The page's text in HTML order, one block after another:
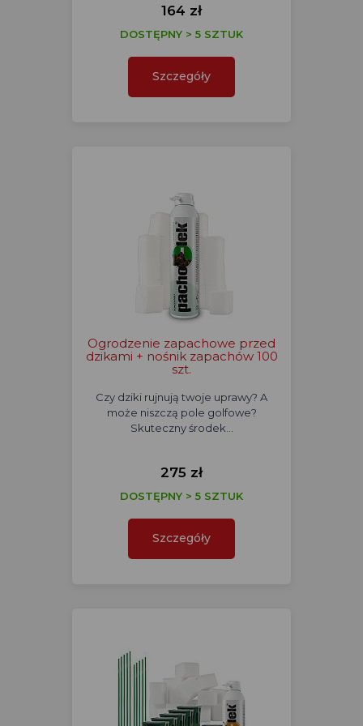
164 zł
DOSTĘPNY > 5 SZTUK
Szczegóły
Ogrodzenie zapachowe przed
dzikami + nośnik zapachów 100
szt.
Czy dziki rujnują twoje uprawy? A
może niszczą pole golfowe?
Skuteczny środek…
275 zł
DOSTĘPNY > 5 SZTUK
Szczegóły